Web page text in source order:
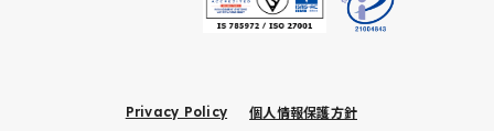
Privacy Policy
個人情報保護方針